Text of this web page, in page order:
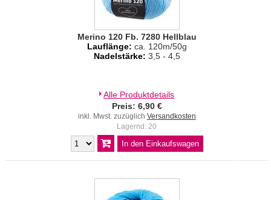
Merino 120 Fb. 7280 Hellblau
Lauflänge: ca. 120m/50g
Nadelstärke: 3,5 - 4,5
Alle Produktdetails
Preis: 6,90 €
inkl. Mwst. zuzüglich Versandkosten
Lagernd: 20